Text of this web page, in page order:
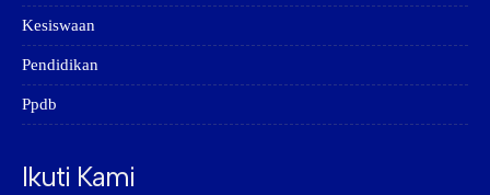
Kesiswaan
Pendidikan
Ppdb
Ikuti Kami